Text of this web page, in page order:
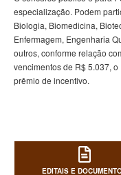
especialização. Podem
Biologia, Biomedicina,
Enfermagem, Engenharia
outros, conforme relação
vencimentos de R$ 5.037,
prêmio de incentivo.
EDITAIS E